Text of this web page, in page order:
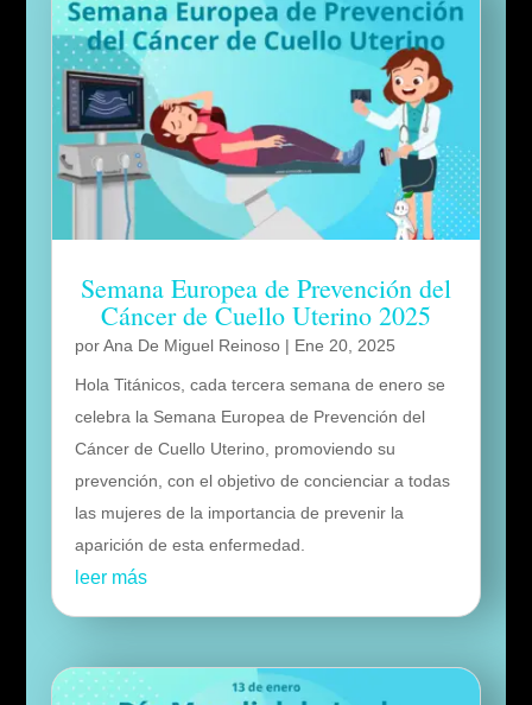
Semana Europea de Prevención del
Cáncer de Cuello Uterino 2025
porAna De Miguel Reinoso| Ene 20, 2025
Hola Titánicos, cada tercera semana de enero se
celebra la Semana Europea de Prevención del
Cáncer de Cuello Uterino, promoviendo su
prevención, con el objetivo de concienciar a todas
las mujeres de la importancia de prevenir la
aparición de esta enfermedad.
leer más